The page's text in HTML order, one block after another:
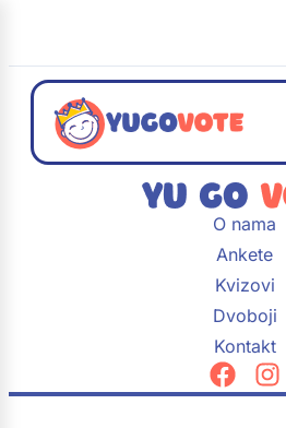
O nama
Ankete
Kvizovi
Dvoboji
Kontakt